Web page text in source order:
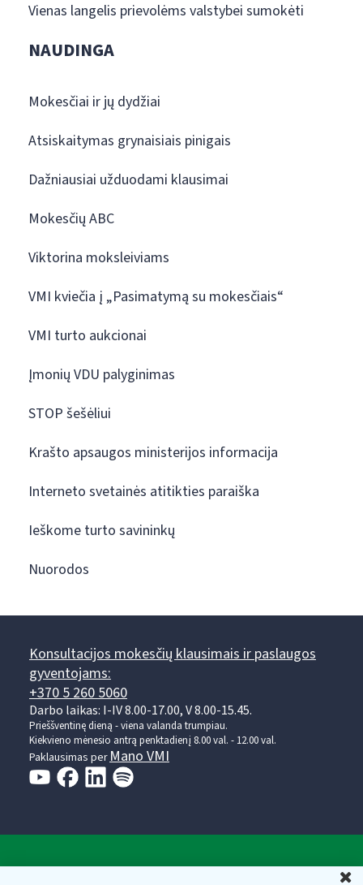
Vienas langelis prievolėms valstybei sumokėti
NAUDINGA
Mokesčiai ir jų dydžiai
Atsiskaitymas grynaisiais pinigais
Dažniausiai užduodami klausimai
Mokesčių ABC
Viktorina moksleiviams
VMI kviečia į „Pasimatymą su mokesčiais“
VMI turto aukcionai
Įmonių VDU palyginimas
STOP šešėliui
Krašto apsaugos ministerijos informacija
Interneto svetainės atitikties paraiška
Ieškome turto savininkų
Nuorodos
Konsultacijos mokesčių klausimais ir paslaugos
gyventojams:
+370 5 260 5060
Darbo laikas: I-IV 8.00-17.00, V 8.00-15.45.
Prieššventinę dieną - viena valanda trumpiau.
Kiekvieno mėnesio antrą penktadienį 8.00 val. - 12.00 val.
Paklausimas perMano VMI
Valstybinė mokesčių inspekcija prie Lietuvos